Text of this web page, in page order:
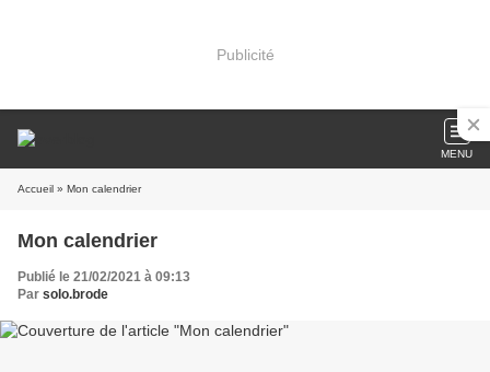
Publicité
MENU
Accueil » Mon calendrier
Mon calendrier
Publié le 21/02/2021 à 09:13
Par solo.brode